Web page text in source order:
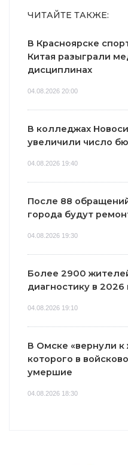
ЧИТАЙТЕ ТАКЖЕ:
В Красноярске
Китая разыграли
дисциплинах
04.08.2026 20:00
В колледжах
увеличили число
04.08.2026 19:40
После 88
города будут
04.08.2026 19:30
Более 2900
диагностику в 2026
04.08.2026 19:10
В Омске «вернули к
которого в
умершие
04.08.2026 18:30